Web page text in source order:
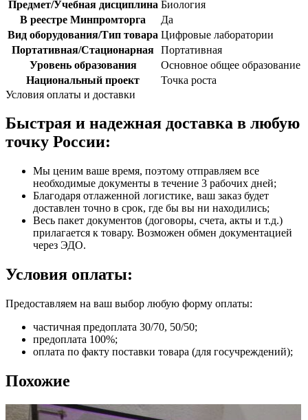
Предмет/Учебная дисциплина Биология
В реестре Минпромторга
Да
Вид оборудования/Тип товара Цифровые лаборатории
Портативная/Стационарная Портативная
Уровень образования
Основное общее образование
Национальный проект
Точка роста
Условия оплаты и доставки
Быстрая и надежная доставка в любую
точку России:
Мы ценим ваше время, поэтому отправляем все
необходимые документы в течение 3 рабочих дней;
Благодаря отлаженной логистике, ваш заказ будет
доставлен точно в срок, где бы вы ни находились;
Весь пакет документов (договоры, счета, акты и т.д.)
прилагается к товару. Возможен обмен документацией
через ЭДО.
Условия оплаты:
Предоставляем на ваш выбор любую форму оплаты:
частичная предоплата 30/70, 50/50;
предоплата 100%;
оплата по факту поставки товара (для госучреждений);
Похожие